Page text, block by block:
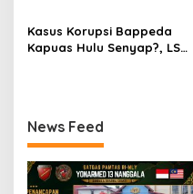
Tahanan Kejari Pontianak
Kasus Korupsi Bappeda
Kapuas Hulu Senyap?, LSM
News Feed